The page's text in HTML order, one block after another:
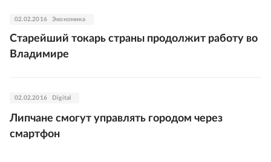
02.02.2016 Экономика
Старейший токарь страны продолжит работу во
Владимире
02.02.2016 Digital
Липчане смогут управлять городом через
смартфон